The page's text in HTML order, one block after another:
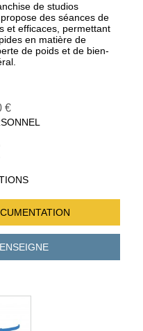
de studios
des séances de
et efficaces, permettant
en matière de
de poids et de bien-
€